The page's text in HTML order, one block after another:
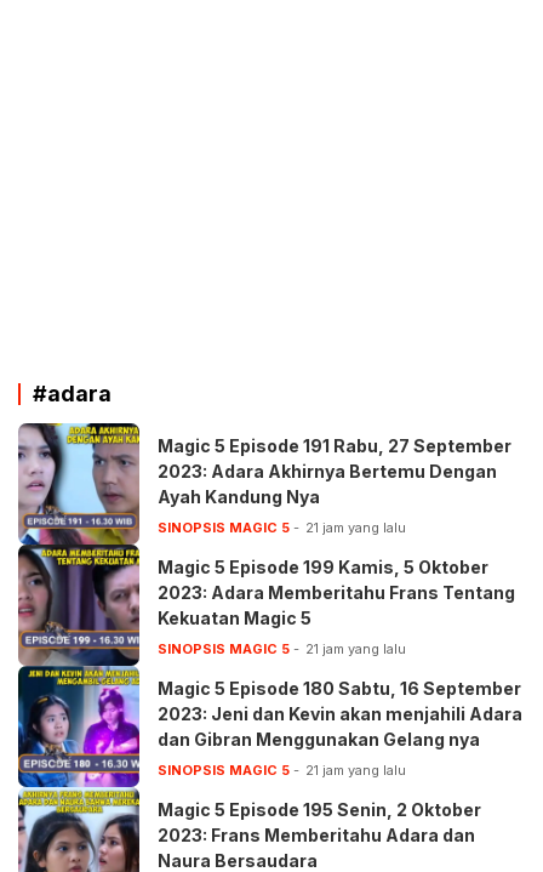
#adara
Magic 5 Episode 191 Rabu, 27 September
2023: Adara Akhirnya Bertemu Dengan
Ayah Kandung Nya
SINOPSIS MAGIC 5 21 jam yang lalu
Magic 5 Episode 199 Kamis, 5 Oktober
2023: Adara Memberitahu Frans Tentang
Kekuatan Magic 5
SINOPSIS MAGIC 5 21 jam yang lalu
Magic 5 Episode 180 Sabtu, 16 September
2023: Jeni dan Kevin akan menjahili Adara
dan Gibran Menggunakan Gelang nya
SINOPSIS MAGIC 5 21 jam yang lalu
Magic 5 Episode 195 Senin, 2 Oktober
2023: Frans Memberitahu Adara dan
Naura Bersaudara